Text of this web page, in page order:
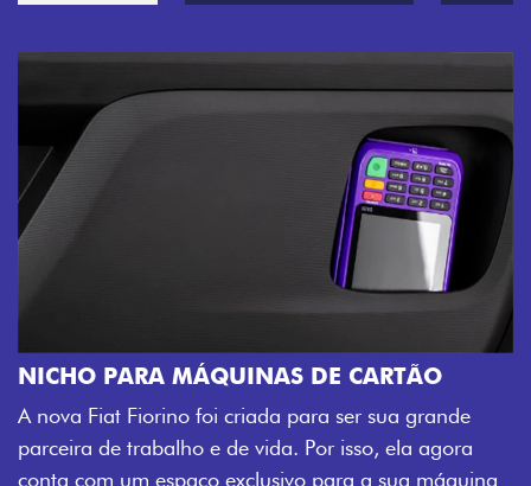
grande
agora
máquina
CHAVE COM TELECOMANDO
Agora, a chave da sua nova Fiorino pode
veículo também à distância, e não mais
fechadura. São detalhes como esse que